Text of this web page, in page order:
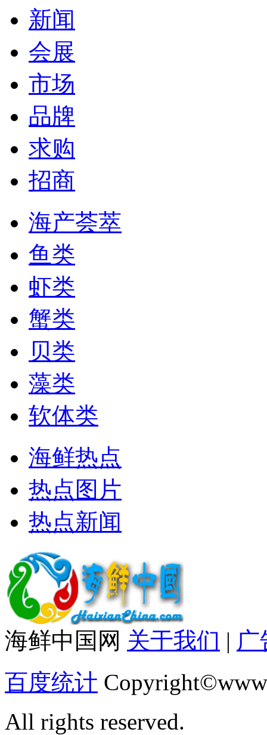
新闻
会展
市场
品牌
求购
招商
海产荟萃
鱼类
虾类
蟹类
贝类
藻类
软体类
海鲜热点
热点图片
热点新闻
海鲜中国网 关于我们 | 广
百度统计
All rights reserved.